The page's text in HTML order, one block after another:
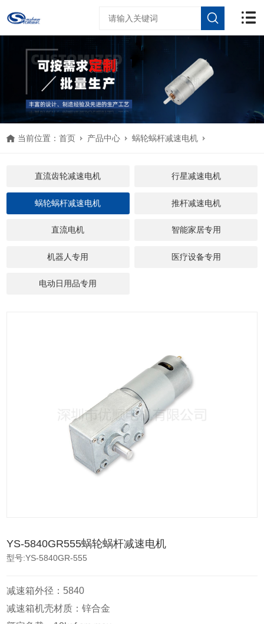
当前位置：首页 产品中心
蜗轮蜗杆减速电机
直流齿轮减速电机 行星减速电机
蜗轮蜗杆减速电机 推杆减速电机
直流电机 智能家居专用
机器人专用 医疗设备专用
电动日用品专用
YS-5840GR555蜗轮蜗杆减速电机
型号:YS-5840GR-555
减速箱外径：5840
减速箱机壳材质：锌合金